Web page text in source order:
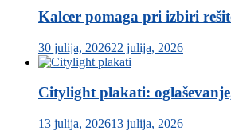
Kalcer pomaga pri izbiri
30 julija, 202622 julija, 2026
Citylight plakati:
13 julija, 202613 julija, 2026